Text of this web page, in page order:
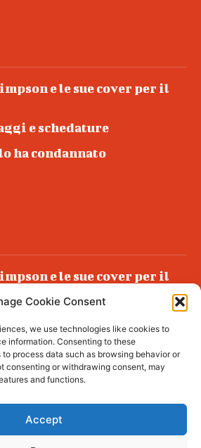
Cookie Consent
we use technologies like cookies to
information. Consenting to these
process data such as browsing behavior or
consenting or withdrawing consent, may
and functions.
Accept
e le sue cover per il
e schedature
ha condannato
e le sue cover per il
ha condannato